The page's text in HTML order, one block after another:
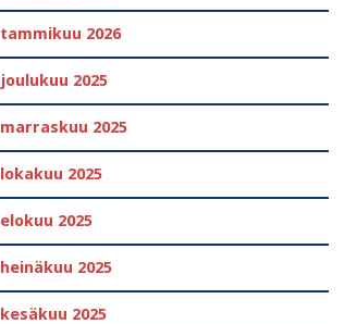
tammikuu 2026
joulukuu 2025
marraskuu 2025
lokakuu 2025
elokuu 2025
heinäkuu 2025
kesäkuu 2025